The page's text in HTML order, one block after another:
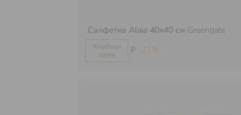
₽ -21%
Салфетка Alaia 40х40 см Greengate